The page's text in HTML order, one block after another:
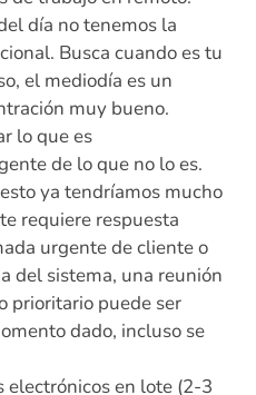
día no tenemos la
Busca cuando es tu
el mediodía es un
muy bueno.
lo que es
de lo que no lo es.
ya tendríamos mucho
requiere respuesta
urgente de cliente o
del sistema, una reunión
prioritario puede ser
dado, incluso se
electrónicos en lote (2-3